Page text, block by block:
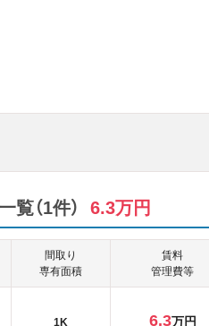
（1件） 6.3万円
間取り
専有面積
賃料
管理費等
1K
6.3万円